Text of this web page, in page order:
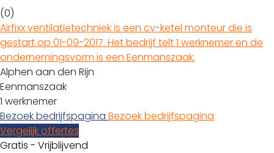
(0)
Airfixx ventilatietechniek is een cv-ketel monteur die is
gestart op 01-09-2017. Het bedrijf telt 1 werknemer en de
ondernemingsvorm is een Eenmanszaak.
Alphen aan den Rijn
Eenmanszaak
1 werknemer
Bezoek bedrijfspagina Bezoek bedrijfspagina
Vergelijk offertes
Gratis - Vrijblijvend